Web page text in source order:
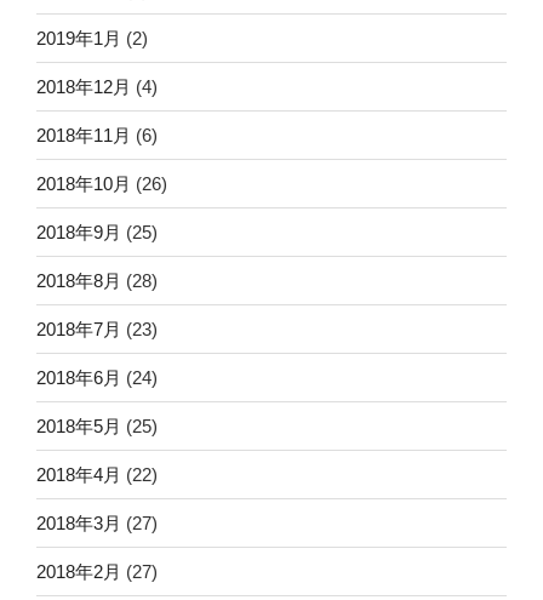
2019年1月 (2)
2018年12月 (4)
2018年11月 (6)
2018年10月 (26)
2018年9月 (25)
2018年8月 (28)
2018年7月 (23)
2018年6月 (24)
2018年5月 (25)
2018年4月 (22)
2018年3月 (27)
2018年2月 (27)